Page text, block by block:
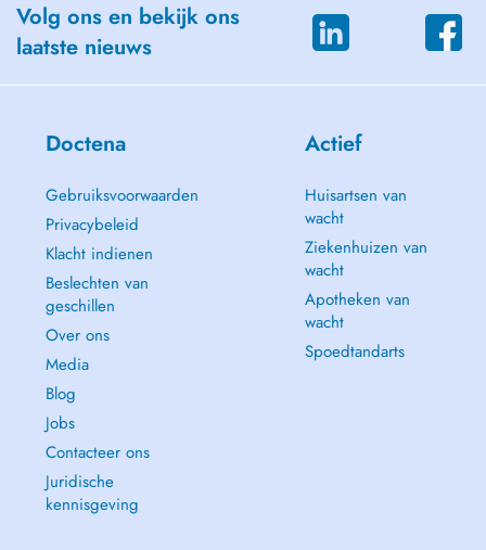
Volg ons en bekijk ons
laatste nieuws
Doctena
Gebruiksvoorwaarden
Privacybeleid
Klacht indienen
Beslechten van
geschillen
Over ons
Media
Blog
Jobs
Contacteer ons
Juridische
kennisgeving
Actief
Huisartsen van
wacht
Ziekenhuizen van
wacht
Apotheken van
wacht
Spoedtandarts